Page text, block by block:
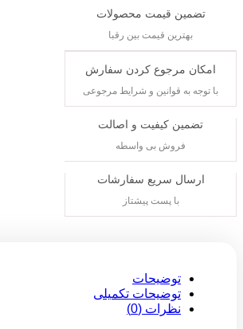
تضمین قیمت محصولات
بهترین قیمت بین رقبا
امکان مرجوع کردن سفارش
با توجه به قوانین و شرایط مرجوعی
تضمین کیفیت و اصالت
فروش بی واسطه
ارسال سریع سفارشات
با پست پیشتاز
توضیحات
توضیحات تکمیلی
نظرات (0)